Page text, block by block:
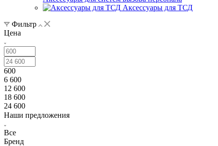
Аксессуары для ТСД
Фильтр
Цена
600
6 600
12 600
18 600
24 600
Наши предложения
Все
Бренд